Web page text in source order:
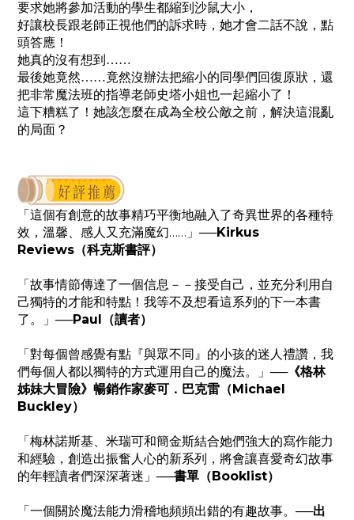
要求她將參加活動的學生都縮到沙鼠大小，
好讓校長跟老師正視他們的訴求時， 她才會二話不說，點
頭答應！
她真的沒有想到……
最後她竟然……竟然沒辦法把縮小的同學們回復原狀， 還
把非常魔法班的指導老師史塔小姐也一起縮小了！
這下糟糕了！ 她該怎麼在成為全校公敵之前，解決這混亂
的局面？
「這個有創意的故事精巧平衡地融入了奇異世界的各種特
效，溫馨、感人又充滿魔幻……」 ──Kirkus
Reviews（科克斯書評）
「故事情節傳達了一個信息－－接受自己，並充分利用自
己獨特的才能和特點！我等不及想看這系列的下一本書
了。」 ──Paul（讀者）
「對每個曾感覺有點『與眾不同』的小孩的迷人禮讚，我
們每個人都以獨特的方式運用自己的魔法。」 ──《格林
姊妹大冒險》暢銷作家麥可．巴克雷（Michael
Buckley）
「梅林諾斯基、米瑞可和簡金斯結合她們強大的寫作能力
和經驗，創造出振奮人心的新系列，將會讓喜愛奇幻故事
的年輕讀者們深深著迷」 ──書單（Booklist）
「一個關於魔法能力滑稽地頻頻出錯的有趣故事。 ──出